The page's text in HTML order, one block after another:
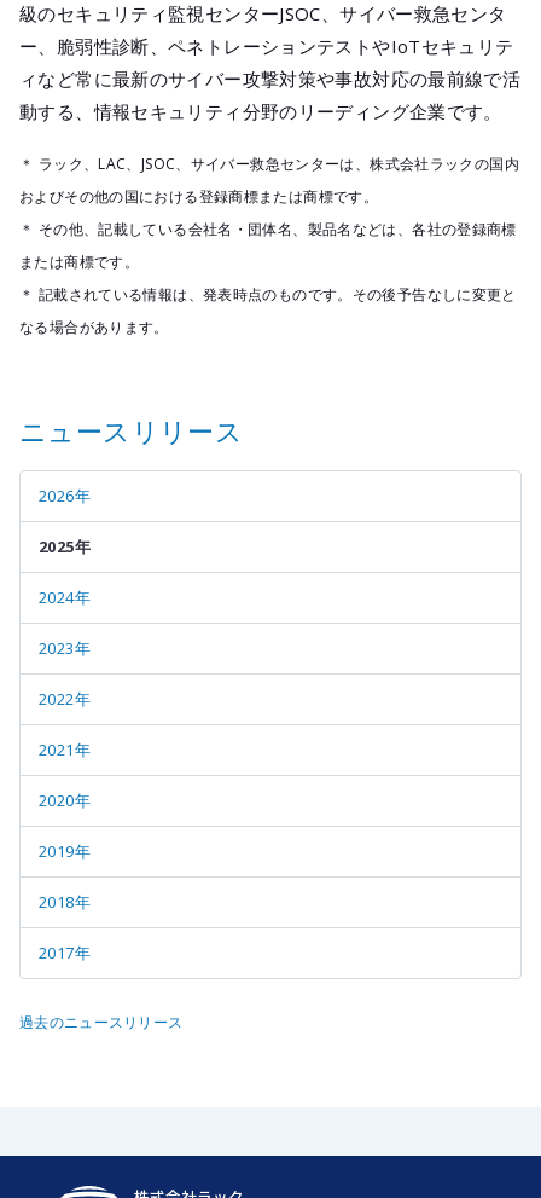
級のセキュリティ監視センターJSOC、サイバー救急センタ
ー、脆弱性診断、ペネトレーションテストやIoTセキュリテ
ィなど常に最新のサイバー攻撃対策や事故対応の最前線で活
動する、情報セキュリティ分野のリーディング企業です。
＊ ラック、LAC、JSOC、サイバー救急センターは、株式会社ラックの国内
およびその他の国における登録商標または商標です。
＊ その他、記載している会社名・団体名、製品名などは、各社の登録商標
または商標です。
＊ 記載されている情報は、発表時点のものです。その後予告なしに変更と
なる場合があります。
ニュースリリース
2026年
2025年
2024年
2023年
2022年
2021年
2020年
2019年
2018年
2017年
過去のニュースリリース